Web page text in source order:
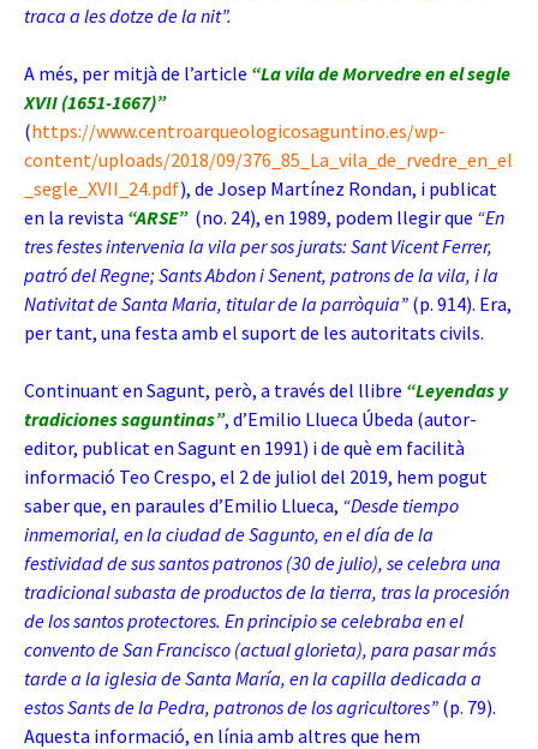
traca a les dotze de la nit”.
A més, per mitjà de l’article “La vila de Morvedre en el segle
XVII (1651-1667)”
(https://www.centroarqueologicosaguntino.es/wp-
content/uploads/2018/09/376_85_La_vila_de_rvedre_en_el
_segle_XVII_24.pdf), de Josep Martínez Rondan, i publicat
en la revista “ARSE” (no. 24), en 1989, podem llegir que “En
tres festes intervenia la vila per sos jurats: Sant Vicent Ferrer,
patró del Regne; Sants Abdon i Senent, patrons de la vila, i la
Nativitat de Santa Maria, titular de la parròquia” (p. 914). Era,
per tant, una festa amb el suport de les autoritats civils.
Continuant en Sagunt, però, a través del llibre “Leyendas y
tradiciones saguntinas”, d’Emilio Llueca Úbeda (autor-
editor, publicat en Sagunt en 1991) i de què em facilità
informació Teo Crespo, el 2 de juliol del 2019, hem pogut
saber que, en paraules d’Emilio Llueca, “Desde tiempo
inmemorial, en la ciudad de Sagunto, en el día de la
festividad de sus santos patronos (30 de julio), se celebra una
tradicional subasta de productos de la tierra, tras la procesión
de los santos protectores. En principio se celebraba en el
convento de San Francisco (actual glorieta), para pasar más
tarde a la iglesia de Santa María, en la capilla dedicada a
estos Sants de la Pedra, patronos de los agricultores” (p. 79).
Aquesta informació, en línia amb altres que hem